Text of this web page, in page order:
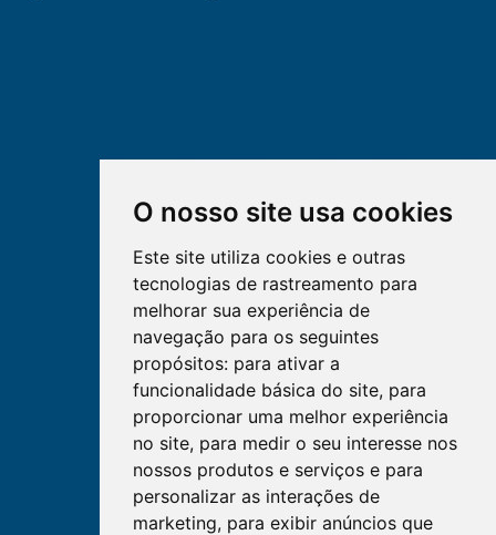
O nosso site usa cookies
Este site utiliza cookies e outras
tecnologias de rastreamento para
melhorar sua experiência de
navegação para os seguintes
propósitos: para ativar a
funcionalidade básica do site, para
proporcionar uma melhor experiência
no site, para medir o seu interesse nos
nossos produtos e serviços e para
personalizar as interações de
marketing, para exibir anúncios que